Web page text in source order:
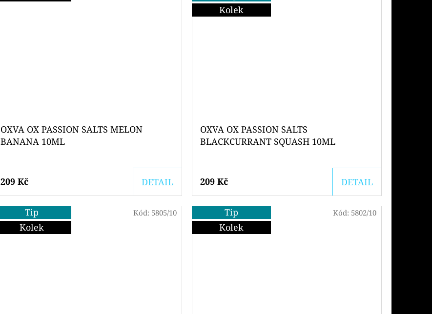
OXVA OX PASSION SALTS MELON
BANANA 10ML
209 Kč DETAIL
Kolek
OXVA OX PASSION SALTS
BLACKCURRANT SQUASH 10ML
209 Kč DETAIL
Tip
Kolek
Kód: 5805/10
Tip
Kolek
Kód: 5802/10